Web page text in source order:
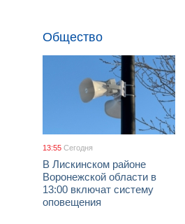
Общество
13:55 Сегодня
В Лискинском районе
Воронежской области в
13:00 включат систему
оповещения